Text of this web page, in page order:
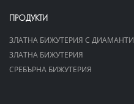
ПРОДУКТИ
ЗЛАТНА БИЖУТЕРИЯ С ДИАМАНТИ
ЗЛАТНА БИЖУТЕРИЯ
СРЕБЪРНА БИЖУТЕРИЯ